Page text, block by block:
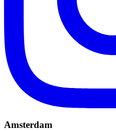
Amsterdam